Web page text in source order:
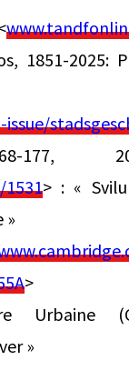
1851-2025:
2025
> : «
»
>
Urbaine
»